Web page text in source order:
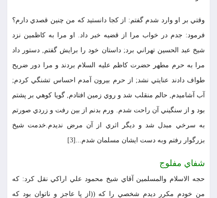
وقتي بر او وارد شدم گفتم: از كجا دانستيد كه من چنين قصدي دارم؟
فرمود: جدم در خواب مرا از قضيه خبر داد. او مرا به كاظمين نزد
شيخ عبد الحسين تهراني برد; داستان خود را برايش گفتم, دستور داد
مرا به حرم مطهر حضرت كاظم عليه السلام بردند و مرا دور ضريح
طواف دادند عنايتي نشد; از حرم بيرون آمدم احساس تشنگي كردم;
آب آشاميدم, حالم منقلب شد و روي زمين افتادم, گويا كوهي بر پشتم
بود و از سنگيني آن راحت شدم. ورم بدنم از بين رفت و زردي صورتم
به سرخي مبدل شد و ديگر اثري از آن مرض نديدم.خدمت شيخ
بزرگوار رفتم وبه دست ايشان مسلمان شدم...[3]
شفاي مفلوج
حجه الاسلام والمسلمين آقاي شيخ محمود علي اراكي نقل كرد: كه
من خودم مكرر ديدم شخصي را كه ((از پا عاجز و ناتوان بود كه